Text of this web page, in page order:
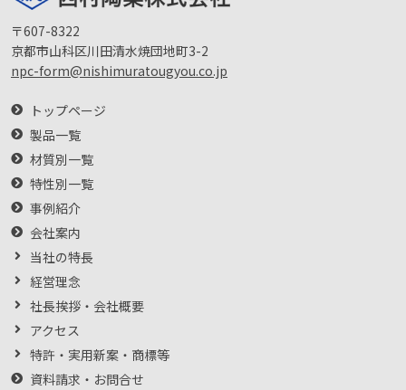
〒607-8322
京都市山科区川田清水焼団地町3-2
npc-form@nishimuratougyou.co.jp
トップページ
製品一覧
材質別一覧
特性別一覧
事例紹介
会社案内
当社の特長
経営理念
社長挨拶・会社概要
アクセス
特許・実用新案・商標等
資料請求・お問合せ